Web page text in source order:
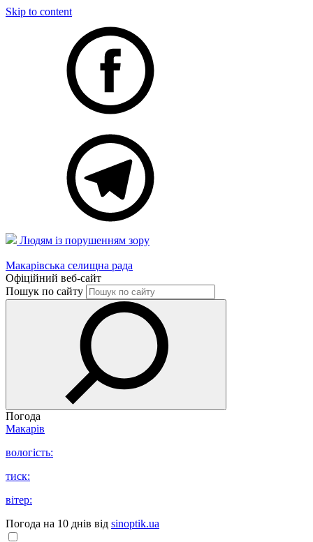
Skip to content
Людям із порушенням зору
Макарівська селищна рада
Офіційний веб-сайт
Пошук по сайту
Погода
Макарів
вологість:
тиск:
вітер:
Погода на 10 днів від sinoptik.ua